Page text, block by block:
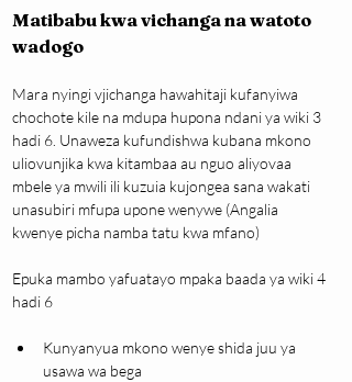
Matibabu kwa vichanga na watoto
wadogo
Mara nyingi vjichanga hawahitaji kufanyiwa
chochote kile na mdupa hupona ndani ya wiki 3
hadi 6. Unaweza kufundishwa kubana mkono
uliovunjika kwa kitambaa au nguo aliyovaa
mbele ya mwili ili kuzuia kujongea sana wakati
unasubiri mfupa upone wenywe (Angalia
kwenye picha namba tatu kwa mfano)
Epuka mambo yafuatayo mpaka baada ya wiki 4
hadi 6
Kunyanyua mkono wenye shida juu ya
usawa wa bega